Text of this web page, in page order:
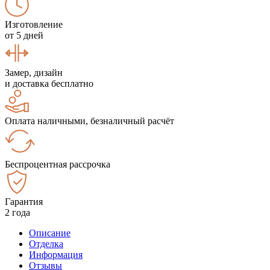
Изготовление
от 5 дней
Замер, дизайн
и доставка бесплатно
Оплата наличными, безналичный расчёт
Беспроцентная рассрочка
Гарантия
2 года
Описание
Отделка
Информация
Отзывы